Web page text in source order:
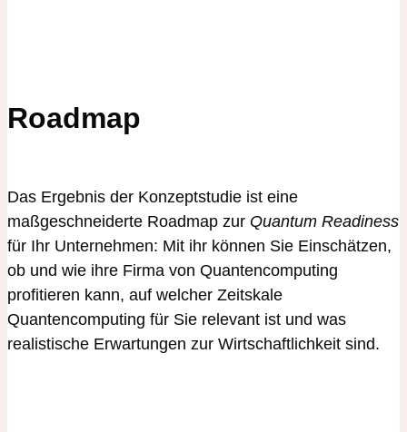
Roadmap
Das Ergebnis der Konzeptstudie ist eine
maßgeschneiderte Roadmap zur Quantum Readiness
für Ihr Unternehmen: Mit ihr können Sie Einschätzen,
ob und wie ihre Firma von Quantencomputing
profitieren kann, auf welcher Zeitskale
Quantencomputing für Sie relevant ist und was
realistische Erwartungen zur Wirtschaftlichkeit sind.